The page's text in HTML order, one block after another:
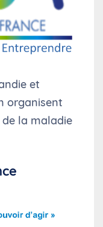
et
organisent
la maladie